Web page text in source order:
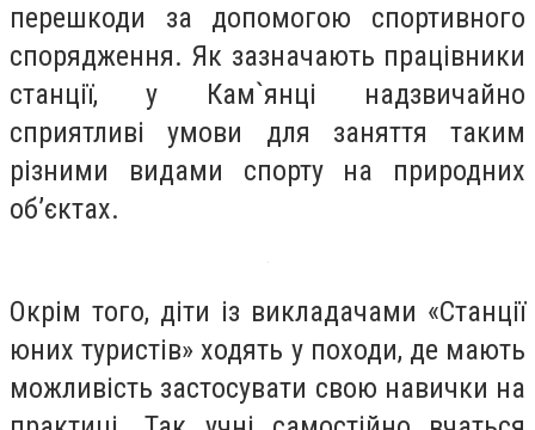
перешкоди за допомогою спортивного
спорядження. Як зазначають працівники
станції, у Кам`янці надзвичайно
сприятливі умови для заняття таким
різними видами спорту на природних
об’єктах.
Окрім того, діти із викладачами «Станції
юних туристів» ходять у походи, де мають
можливість застосувати свою навички на